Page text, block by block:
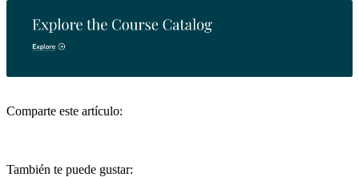
Comparte este artículo:
También te puede gustar: